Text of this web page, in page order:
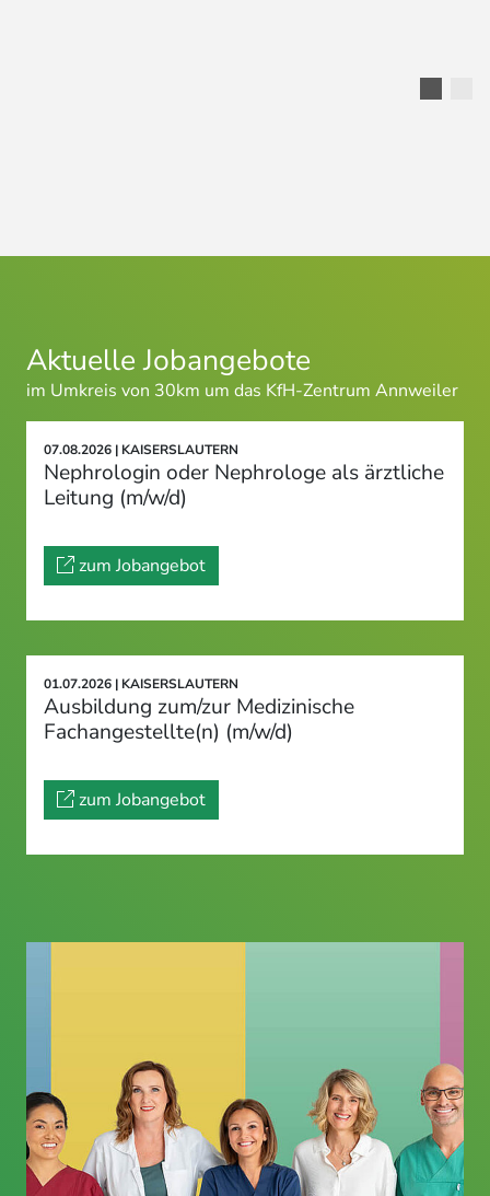
Aktuelle Jobangebote
im Umkreis von 30km um das KfH-Zentrum Annweiler
07.08.2026 | KAISERSLAUTERN
Nephrologin oder Nephrologe als ärztliche
Leitung (m/w/d)
zum Jobangebot
01.07.2026 | KAISERSLAUTERN
Ausbildung zum/zur Medizinische
Fachangestellte(n) (m/w/d)
zum Jobangebot